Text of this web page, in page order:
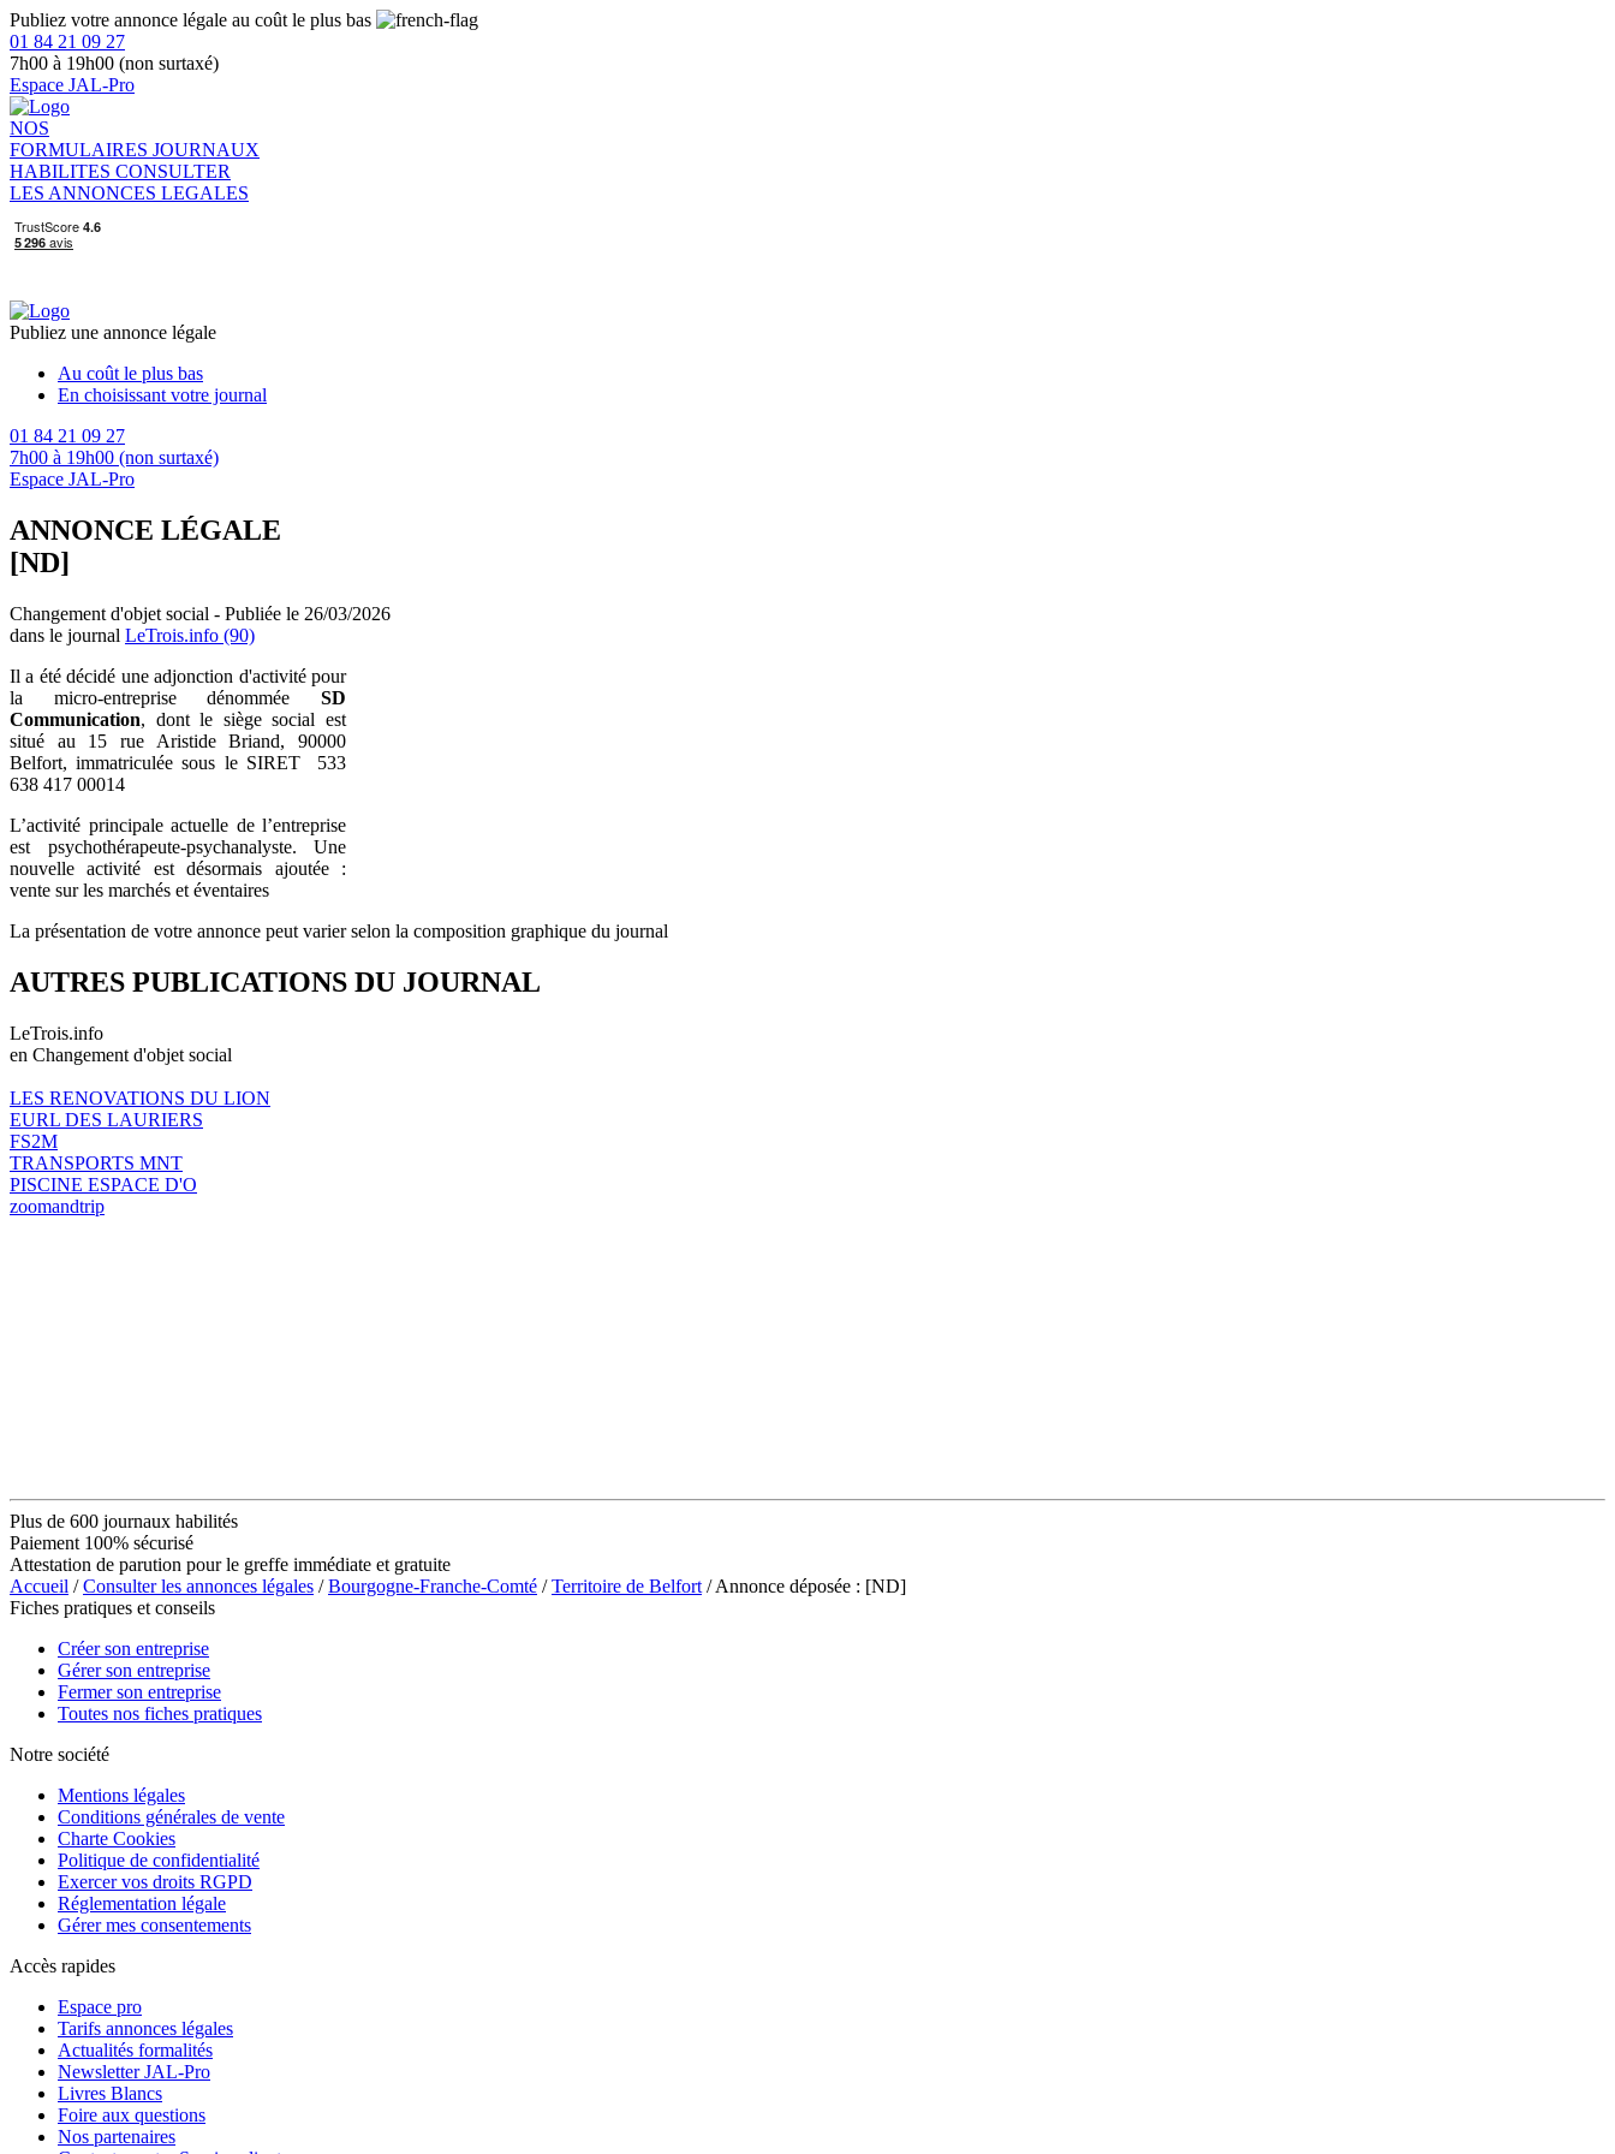
Publiez votre annonce légale au coût le plus bas
01 84 21 09 27
7h00 à 19h00 (non surtaxé)
Espace JAL-Pro
NOS
FORMULAIRES JOURNAUX
HABILITES CONSULTER
LES ANNONCES LEGALES
Publiez une annonce légale
Au coût le plus bas
En choisissant votre journal
01 84 21 09 27
7h00 à 19h00 (non surtaxé)
Espace JAL-Pro
ANNONCE LÉGALE
[ND]
Changement d'objet social - Publiée le 26/03/2026
dans le journal LeTrois.info (90)
Il a été décidé une adjonction d'activité pour
la micro-entreprise dénommée SD
Communication, dont le siège social est
situé au 15 rue Aristide Briand, 90000
Belfort, immatriculée sous le SIRET 533
638 417 00014
L’activité principale actuelle de l’entreprise
est psychothérapeute-psychanalyste. Une
nouvelle activité est désormais ajoutée :
vente sur les marchés et éventaires
La présentation de votre annonce peut varier selon la composition graphique du journal
AUTRES PUBLICATIONS DU JOURNAL
LeTrois.info
en Changement d'objet social
LES RENOVATIONS DU LION
EURL DES LAURIERS
FS2M
TRANSPORTS MNT
PISCINE ESPACE D'O
zoomandtrip
Plus de 600 journaux habilités
Paiement 100% sécurisé
Attestation de parution pour le greffe immédiate et gratuite
Accueil /Consulter les annonces légales /Bourgogne-Franche-Comté /Territoire de Belfort / Annonce déposée : [ND]
Fiches pratiques et conseils
Créer son entreprise
Gérer son entreprise
Fermer son entreprise
Toutes nos fiches pratiques
Notre société
Mentions légales
Conditions générales de vente
Charte Cookies
Politique de confidentialité
Exercer vos droits RGPD
Réglementation légale
Gérer mes consentements
Accès rapides
Espace pro
Tarifs annonces légales
Actualités formalités
Newsletter JAL-Pro
Livres Blancs
Foire aux questions
Nos partenaires